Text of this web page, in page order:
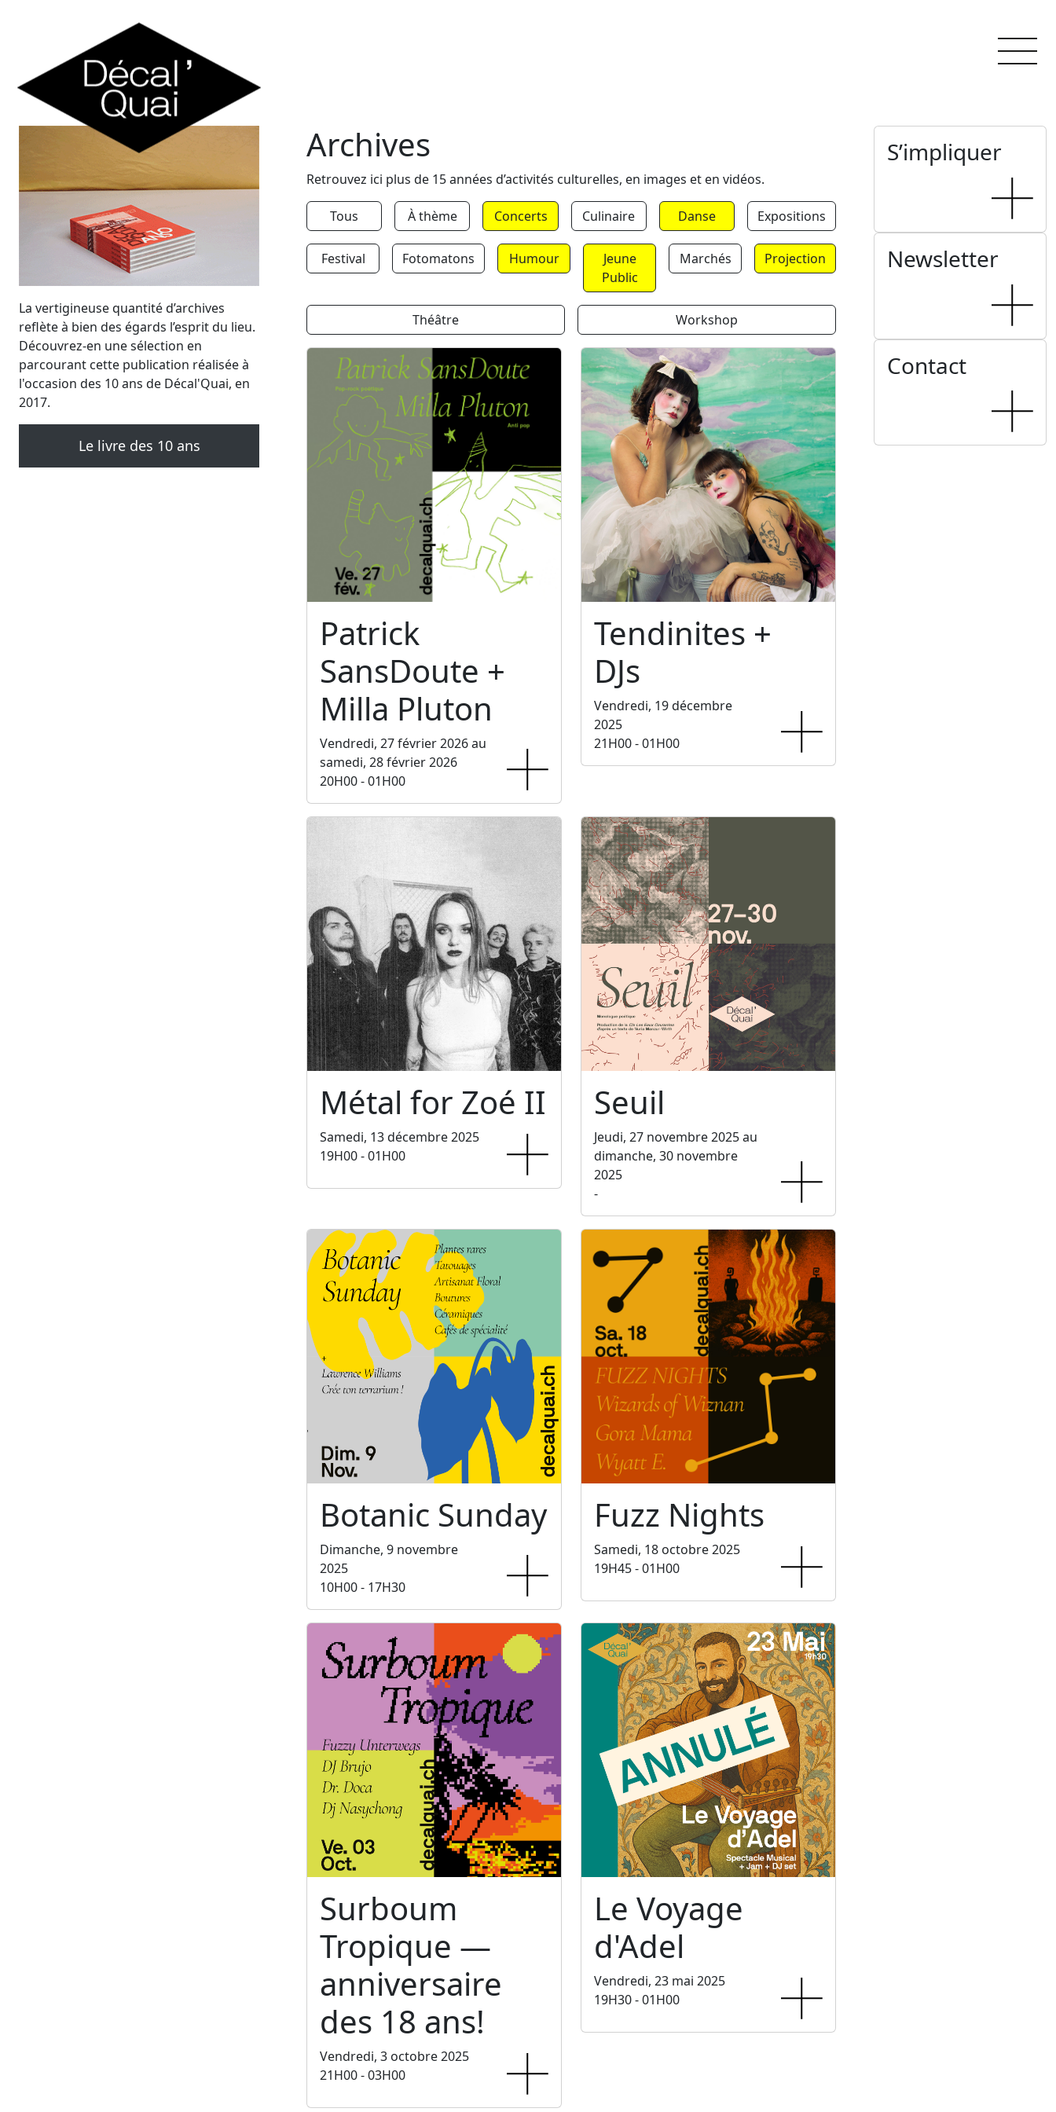
La vertigineuse quantité d’archives
reflète à bien des égards l’esprit du lieu.
Découvrez-en une sélection en
parcourant cette publication réalisée à
l'occasion des 10 ans de Décal'Quai, en
2017.
Le livre des 10 ans
Archives
Retrouvez ici plus de 15 années d’activités culturelles, en images et en vidéos.
Tous À thème Concerts Culinaire Danse Expositions
Festival Fotomatons Humour
Jeune
Public
Marchés Projection
Théâtre Workshop
Patrick
SansDoute +
Milla Pluton
Vendredi, 27 février 2026 au
samedi, 28 février 2026
20H00 - 01H00
Tendinites +
DJs
Vendredi, 19 décembre
2025
21H00 - 01H00
Métal for Zoé II
Samedi, 13 décembre 2025
19H00 - 01H00
Seuil
Jeudi, 27 novembre 2025 au
dimanche, 30 novembre
2025
-
Botanic Sunday
Dimanche, 9 novembre
2025
10H00 - 17H30
Fuzz Nights
Samedi, 18 octobre 2025
19H45 - 01H00
Surboum
Tropique —
anniversaire
des 18 ans!
Vendredi, 3 octobre 2025
21H00 - 03H00
Le Voyage
d'Adel
Vendredi, 23 mai 2025
19H30 - 01H00
S’impliquer
Newsletter
Contact